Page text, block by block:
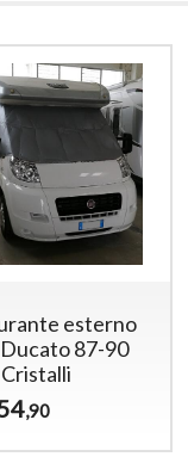
esterno
87-90
,90